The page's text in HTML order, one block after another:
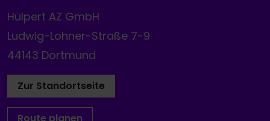
Hülpert AZ GmbH
Ludwig-Lohner-Straße 7-9
44143 Dortmund
Zur Standortseite